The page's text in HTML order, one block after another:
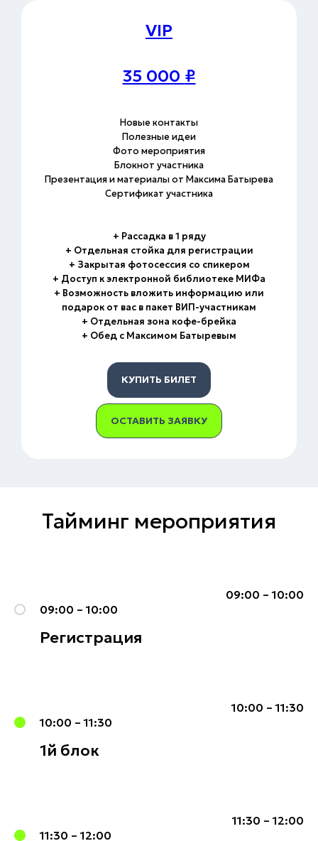
VIP
35 000 ₽
Новые контакты
Полезные идеи
Фото мероприятия
Блокнот участника
Презентация и материалы от Максима Батырева
Сертификат участника
+ Рассадка в 1 ряду
+ Отдельная стойка для регистрации
+ Закрытая фотосессия со спикером
+ Доступ к электронной библиотеке МИФа
+ Возможность вложить информацию или
подарок от вас в пакет ВИП-участникам
+ Отдельная зона кофе-брейка
+ Обед с Максимом Батыревым
КУПИТЬ БИЛЕТ
ОСТАВИТЬ ЗАЯВКУ
Тайминг мероприятия
09:00 – 10:00
09:00 – 10:00
Регистрация
10:00 – 11:30
10:00 – 11:30
1й блок
11:30 – 12:00
11:30 – 12:00